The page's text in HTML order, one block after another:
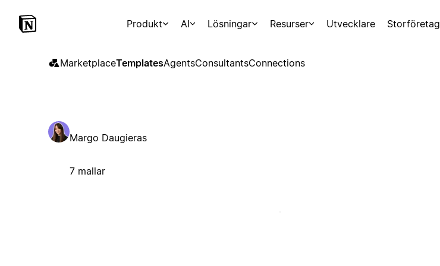
Produkt AI Lösningar Resurser Utvecklare Storföretag
MarketplaceTemplatesAgentsConsultantsConnections
Margo Daugieras
7 mallar